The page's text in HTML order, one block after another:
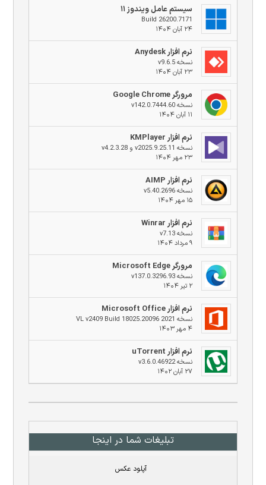
سیستم عامل ویندوز ۱۱
Build 26200.7171
۲۴ آبان ۱۴۰۴
نرم افزار Anydesk
نسخه v9.6.5
۲۳ آبان ۱۴۰۴
مرورگر Google Chrome
نسخه v142.0.7444.60
۱۱ آبان ۱۴۰۴
نرم افزار KMPlayer
نسخه v2025.9.25.11 و v4.2.3.28
۲۳ مهر ۱۴۰۴
نرم افزار AIMP
نسخه v5.40.2696
۱۵ مهر ۱۴۰۴
نرم افزار Winrar
نسخه v7.13
۹ مرداد ۱۴۰۴
مرورگر Microsoft Edge
نسخه v137.0.3296.93
۲ تیر ۱۴۰۴
نرم افزار Microsoft Office
نسخه 2021 VL v2409 Build 18025.20096
۴ مهر ۱۴۰۳
نرم افزار uTorrent
نسخه v3.6.0.46922
۲۷ آبان ۱۴۰۲
تبلیغات شما در اینجا
آپلود عکس